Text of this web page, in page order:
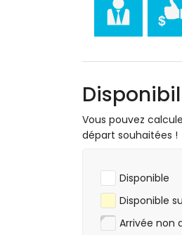
Vous pouvez
départ souhaitées !
Disponible
Disponible
Arrivée non